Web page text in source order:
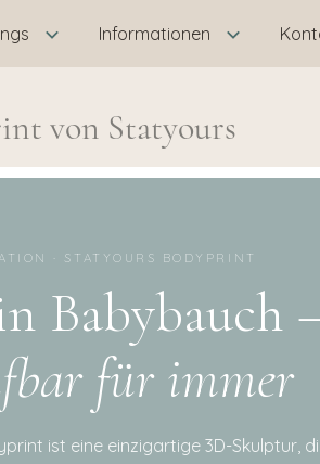
Informationen
von Statyours
· STATYOURS BODYPRINT
Babybauch
für immer
ist eine einzigartige 3D-Skulptur,